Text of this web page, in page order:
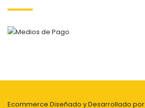
Ecommerce Diseñado y Desarrollado por